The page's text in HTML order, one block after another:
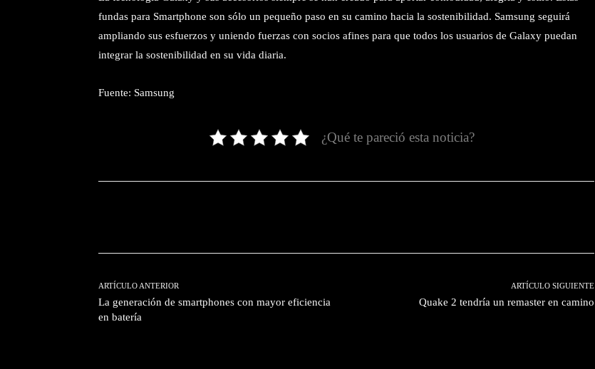
fundas para Smartphone son sólo un pequeño paso en su camino hacia la sostenibilidad. Samsung seguirá
ampliando sus esfuerzos y uniendo fuerzas con socios afines para que todos los usuarios de Galaxy puedan
integrar la sostenibilidad en su vida diaria.
Fuente: Samsung
¿Qué te pareció esta noticia?
ARTÍCULO ANTERIOR
La generación de smartphones con mayor eficiencia
en batería
ARTÍCULO SIGUIENTE
Quake 2 tendría un remaster en camino